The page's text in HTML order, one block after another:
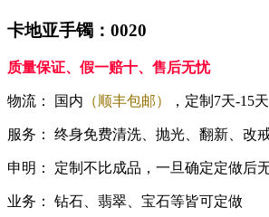
卡地亚手镯：0020
质量保证、假一赔十、售后无忧
物流： 国内 （顺丰包邮） ，定制7天-15
服务： 终身免费清洗、抛光、翻新、改
申明： 定制不比成品，一旦确定定做后
业务： 钻石、翡翠、宝石等皆可定做